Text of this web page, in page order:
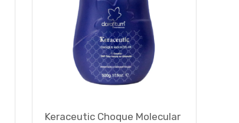
Keraceutic Choque Molecular